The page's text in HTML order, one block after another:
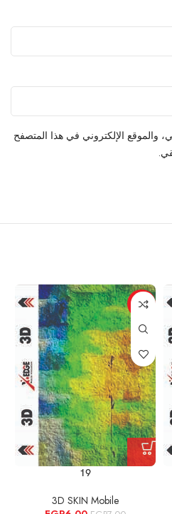
والموقع الإلكتروني في هذا المتصفح
-14%
19
3D SKIN Mobile